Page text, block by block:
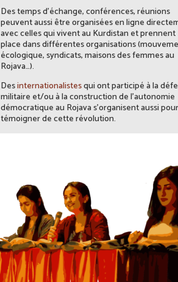
Des temps d’échange, conférences, réunions
peuvent aussi être organisées en ligne
avec celles qui vivent au Kurdistan et prennent
place dans différentes organisations
écologique, syndicats, maisons des femmes au
Rojava…).
Desinternationalistesqui ont participé à la
militaire et/ou à la construction de l’autonomie
démocratique au Rojava s’organisent aussi pour
témoigner de cette révolution.